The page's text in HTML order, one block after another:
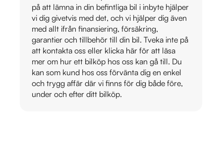
på att lämna in din befintliga bil i inbyte hjälper
vi dig givetvis med det, och vi hjälper dig även
med allt ifrån finansiering, försäkring,
garantier och tillbehör till din bil. Tveka inte på
att kontakta oss eller klicka här för att läsa
mer om hur ett bilköp hos oss kan gå till. Du
kan som kund hos oss förvänta dig en enkel
och trygg affär där vi finns för dig både före,
under och efter ditt bilköp.